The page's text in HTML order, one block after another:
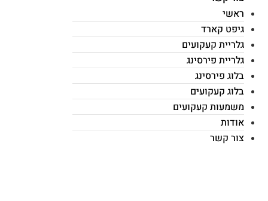
ראשי
גיפט קארד
גלריית קעקועים
גלריית פירסינג
בלוג פירסינג
בלוג קעקועים
משמעות קעקועים
אודות
צור קשר